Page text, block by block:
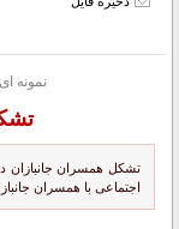
نمونه
تشکل همسران جانبازان
اجتماعی با همسران